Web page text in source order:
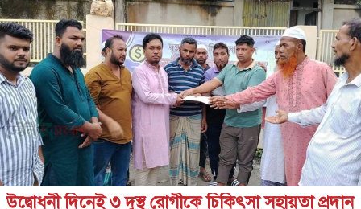
উদ্বোধনী দিনেই ৩ দুস্থ রোগীকে চিকিৎসা সহায়তা প্রদান